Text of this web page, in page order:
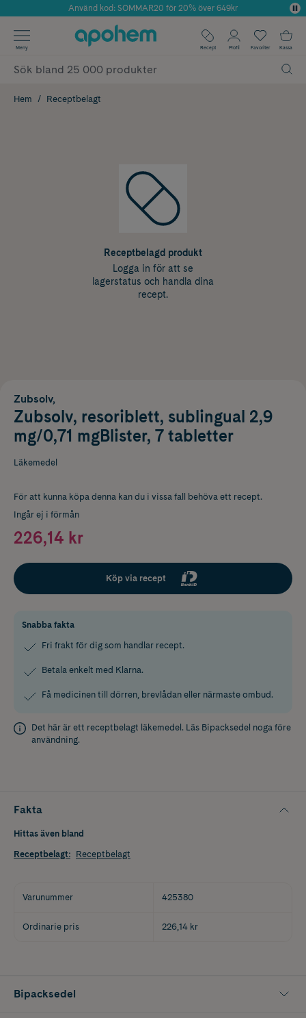
Använd kod: SOMMAR20 för 20% över 649kr
✓ Fri frakt
✓ Poäng på alla köp*
Meny Recept Profil Favoriter Kassa
Hem Receptbelagt
Receptbelagd produkt
Logga in för att se
lagerstatus och handla dina
recept.
Zubsolv,
Zubsolv, resoriblett, sublingual 2,9
mg/0,71 mgBlister, 7 tabletter
Läkemedel
För att kunna köpa denna kan du i vissa fall behöva ett recept.
Ingår ej i förmån
226,14 kr
Köp via recept
Snabba fakta
Fri frakt för dig som handlar recept.
Betala enkelt med Klarna.
Få medicinen till dörren, brevlådan eller närmaste ombud.
Det här är ett receptbelagt läkemedel. Läs Bipacksedel noga före
användning.
Fakta
Hittas även bland
Receptbelagt: Receptbelagt
Varunummer 425380
Ordinarie pris 226,14 kr
Bipacksedel